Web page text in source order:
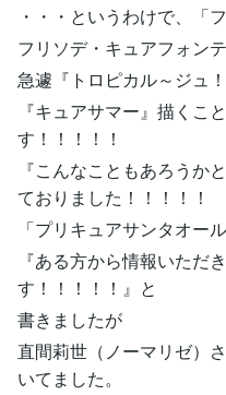
・・・というわけで、「
フリソデ・キュアフォン
急遽『トロピカル～ジュ
『キュアサマー』描くこ
す！！！！！
『こんなこともあろうか
ておりました！！！！！
「プリキュアサンタオー
『ある方から情報いただ
す！！！！！』と
書きましたが
直間莉世（ノーマリゼ）
いてました。